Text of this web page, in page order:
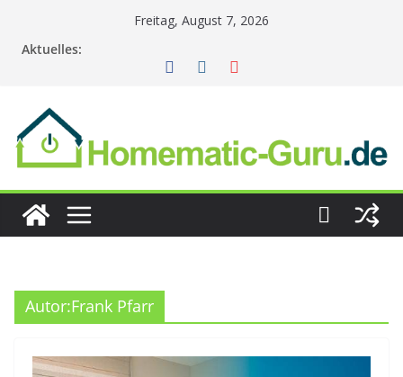
Freitag, August 7, 2026
Aktuelles:
Autor:Frank Pfarr